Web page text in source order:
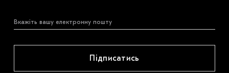
Підписатись